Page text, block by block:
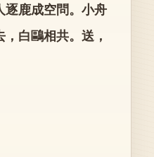
逐鹿成空問。小舟
白鷗相共。送，